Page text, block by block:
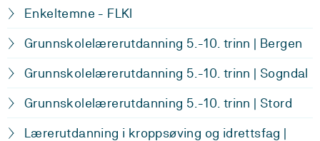
Enkeltemne - FLKI
Grunnskolelærerutdanning 5.-10. trinn | Bergen
Grunnskolelærerutdanning 5.-10. trinn | Sogndal
Grunnskolelærerutdanning 5.-10. trinn | Stord
Lærerutdanning i kroppsøving og idrettsfag |